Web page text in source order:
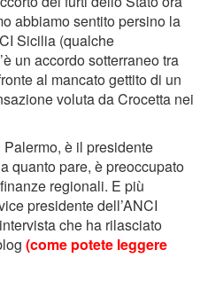
abbiamo sentito persino la
Sicilia (qualche
un accordo sotterraneo tra
al mancato gettito di un
voluta da Crocetta nei
è il presidente
quanto pare, è preoccupato
regionali. E più
presidente dell’ANCI
che ha rilasciato
(come potete leggere